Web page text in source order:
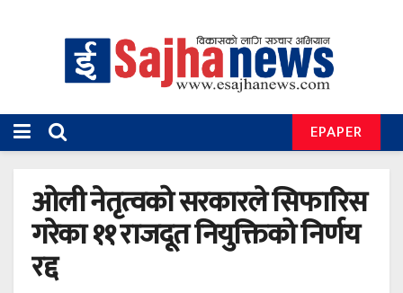
EPAPER
ओली नेतृत्वको सरकारले सिफारिस
गरेका ११ राजदूत नियुक्तिको निर्णय
रद्द